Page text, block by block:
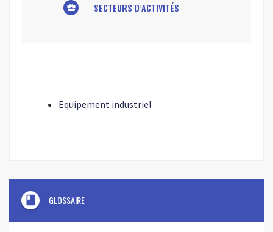
business_center SECTEURS D’ACTIVITÉS
Equipement industriel
book GLOSSAIRE